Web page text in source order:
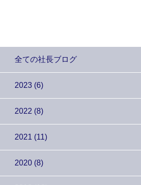
全ての社長ブログ
2023 (6)
2022 (8)
2021 (11)
2020 (8)